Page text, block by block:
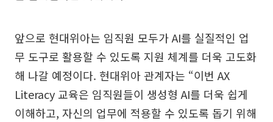
앞으로 현대위아는 임직원 모두가 AI를 실질적인 업
무 도구로 활용할 수 있도록 지원 체계를 더욱 고도화
해 나갈 예정이다. 현대위아 관계자는 “이번 AX
Literacy 교육은 임직원들이 생성형 AI를 더욱 쉽게
이해하고, 자신의 업무에 적용할 수 있도록 돕기 위해